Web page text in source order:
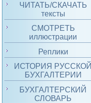
ЧИТАТЬ/СКАЧАТЬ
тексты
СМОТРЕТЬ
иллюстрации
Реплики
ИСТОРИЯ РУССКОЙ
БУХГАЛТЕРИИ
БУХГАЛТЕРСКИЙ
СЛОВАРЬ